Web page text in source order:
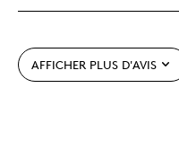
Très bonne qualité
AFFICHER PLUS D'AVIS